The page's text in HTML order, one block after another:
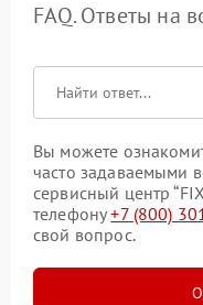
FAQ. Ответы на
Вы можете
часто задаваемыми
сервисный центр
телефону+7 (800)
свой вопрос.